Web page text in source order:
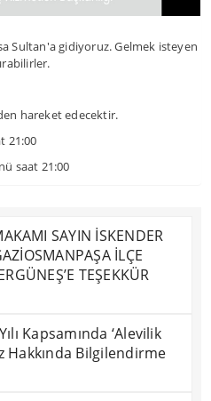
Sultan'a gidiyoruz. Gelmek isteyen
hareket edecektir.
21:00
saat 21:00
SAYIN İSKENDER
İLÇE
TEŞEKKÜR
Kapsamında ‘Alevilik
Hakkında Bilgilendirme